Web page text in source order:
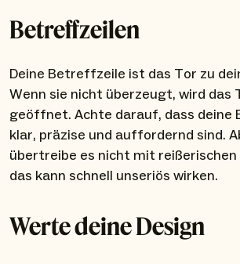
Betreffzeilen
Deine Betreffzeile ist das Tor zu
Wenn sie nicht überzeugt, wird das
geöffnet. Achte darauf, dass deine
klar, präzise und auffordernd sind.
übertreibe es nicht mit reißerischen
das kann schnell unseriös wirken.
Werte deine Design